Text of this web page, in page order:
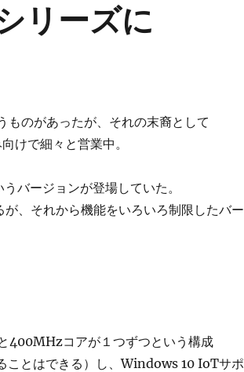
リーズに
のがあったが、それの末裔として
けで細々と営業中。
うバージョンが登場していた。
、それから機能をいろいろ制限したバー
400MHzコアが１つずつという構成
ことはできる）し、Windows 10 IoTサポ